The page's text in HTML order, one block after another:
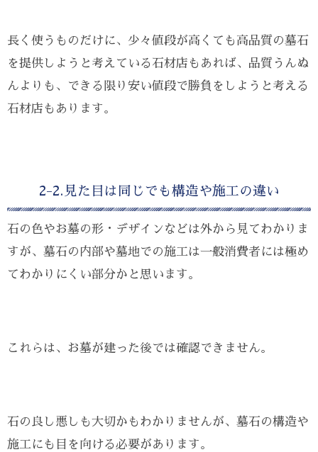
長く使うものだけに、少々値段が高くても高品質の墓石
を提供しようと考えている石材店もあれば、品質うんぬ
んよりも、できる限り安い値段で勝負をしようと考える
石材店もあります。
2-2.見た目は同じでも構造や施工の違い
石の色やお墓の形・デザインなどは外から見てわかりま
すが、墓石の内部や墓地での施工は一般消費者には極め
てわかりにくい部分かと思います。
これらは、お墓が建った後では確認できません。
石の良し悪しも大切かもわかりませんが、墓石の構造や
施工にも目を向ける必要があります。